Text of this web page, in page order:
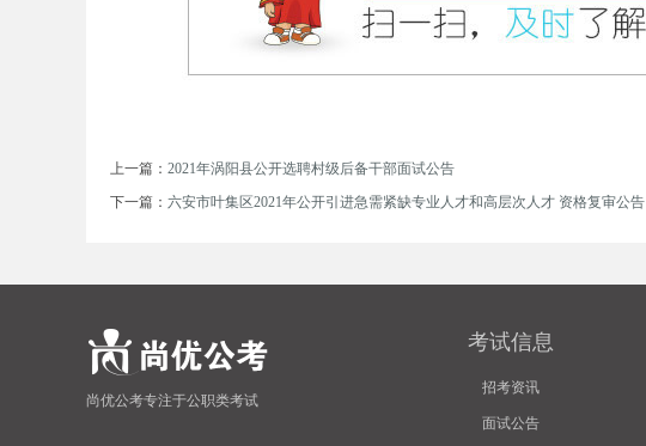
上一篇： 2021年涡阳县公开选聘村级后备干部面试公告
下一篇： 六安市叶集区2021年公开引进急需紧缺专业人才和高层次人才 资格复审公告
尚优公考专注于公职类考试
考试信息
招考资讯
面试公告